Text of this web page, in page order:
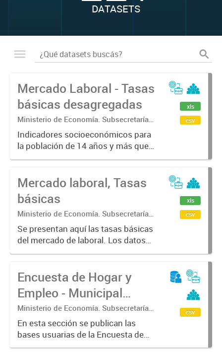
DATASETS
Mercado Laboral - Tasas
básicas desagregadas
Ministerio de Economía. Subsecretaría
de Coordinación Económica y
Estadística. Dirección Provincial de
Estadística.
Indicadores socioeconómicos para
la población de 14 años y más que
caracterizan la situación laboral de
básicos del mercado de trabajo
tales como tasas generales...
xls
csv
Mercado laboral, Tasas
básicas
Ministerio de Economía. Subsecretaría
de Coordinación Económica y
Estadística. Dirección Provincial de
Estadística.
Se presentan aquí las tasas básicas
del mercado de laboral. Los datos
fueron calculados en base a la
(EPH) para los 6 aglomerados
urbanos de la Provincia de
Buenos...
xls
csv
Encuesta de Hogar y
Empleo - Municipal
(EHE-M) - Olavarría
Ministerio de Economía. Subsecretaría
de Coordinación Económica y
Estadística. Dirección Provincial de
Estadística.
En esta sección se publican las
bases usuarias de la Encuesta de
Hogar y Empleo - Municipal (EHE-
csv